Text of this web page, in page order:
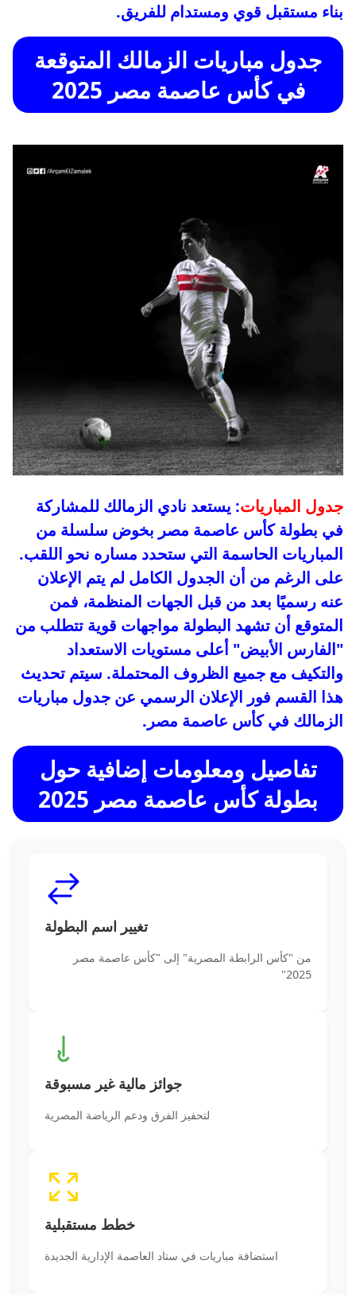
بناء مستقبل قوي ومستدام للفريق.
جدول مباريات الزمالك المتوقعة
في كأس عاصمة مصر 2025
جدول المباريات: يستعد نادي الزمالك للمشاركة
في بطولة كأس عاصمة مصر بخوض سلسلة من
المباريات الحاسمة التي ستحدد مساره نحو اللقب.
على الرغم من أن الجدول الكامل لم يتم الإعلان
عنه رسميًا بعد من قبل الجهات المنظمة، فمن
المتوقع أن تشهد البطولة مواجهات قوية تتطلب من
"الفارس الأبيض" أعلى مستويات الاستعداد
والتكيف مع جميع الظروف المحتملة. سيتم تحديث
هذا القسم فور الإعلان الرسمي عن جدول مباريات
الزمالك في كأس عاصمة مصر.
تفاصيل ومعلومات إضافية حول
بطولة كأس عاصمة مصر 2025
تغيير اسم البطولة
من "كأس الرابطة المصرية" إلى "كأس عاصمة مصر
2025"
جوائز مالية غير مسبوقة
لتحفيز الفرق ودعم الرياضة المصرية
خطط مستقبلية
استضافة مباريات في ستاد العاصمة الإدارية الجديدة